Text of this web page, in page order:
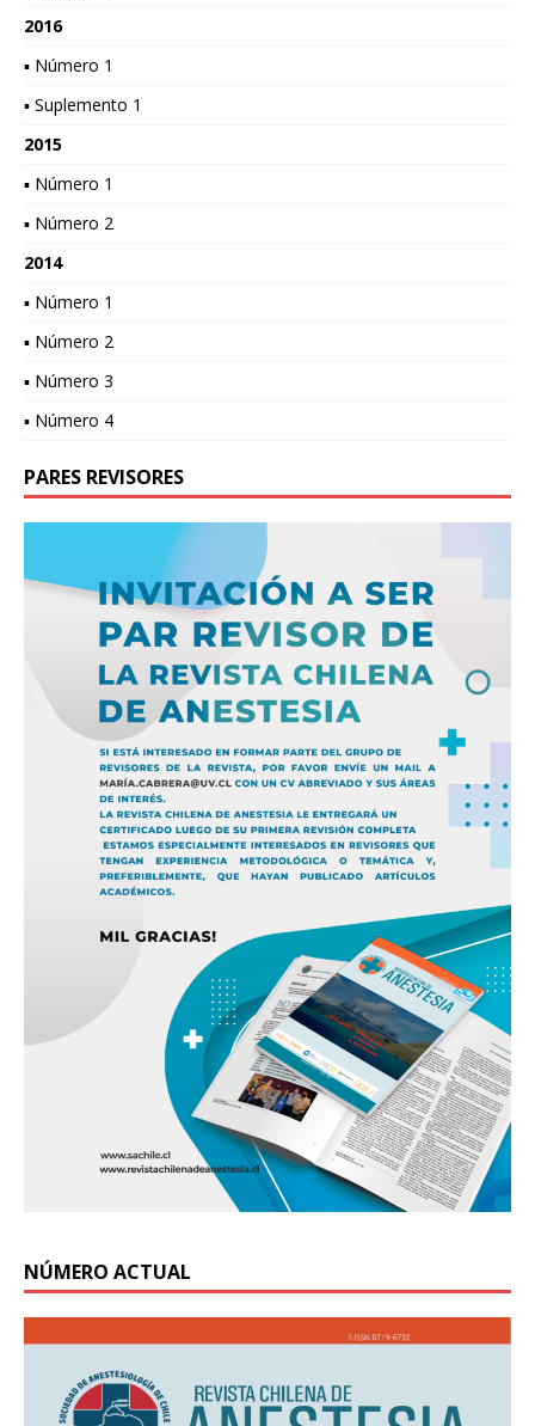
2016
▪ Número 1
▪ Suplemento 1
2015
▪ Número 1
▪ Número 2
2014
▪ Número 1
▪ Número 2
▪ Número 3
▪ Número 4
PARES REVISORES
NÚMERO ACTUAL